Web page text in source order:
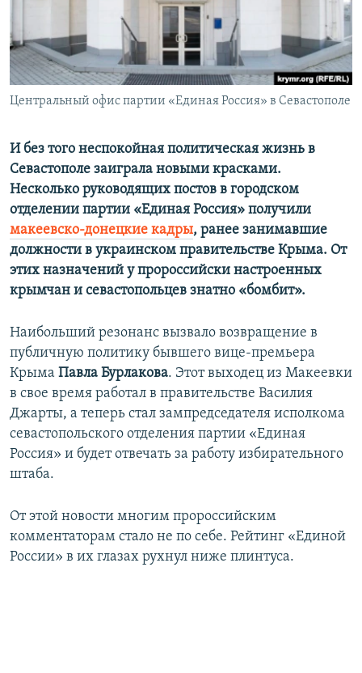
ПОБЕДИТЕЛЕЙ НЕ СУДЯТ?
КРЫМ.НЕПОКОРЕННЫЙ
ELIFBE
УКРАИНСКАЯ ПРОБЛЕМА КРЫМА
Центральный офис партии «Единая Россия» в Севастополе
И без того неспокойная политическая жизнь в
Севастополе заиграла новыми красками.
Несколько руководящих постов в городском
отделении партии «Единая Россия» получили
макеевско-донецкие кадры, ранее занимавшие
должности в украинском правительстве Крыма. От
этих назначений у пророссийски настроенных
крымчан и севастопольцев знатно «бомбит».
Наибольший резонанс вызвало возвращение в
публичную политику бывшего вице-премьера
Крыма Павла Бурлакова. Этот выходец из Макеевки
в свое время работал в правительстве Василия
Джарты, а теперь стал зампредседателя исполкома
севастопольского отделения партии «Единая
Россия» и будет отвечать за работу избирательного
штаба.
От этой новости многим пророссийским
комментаторам стало не по себе. Рейтинг «Единой
России» в их глазах рухнул ниже плинтуса.